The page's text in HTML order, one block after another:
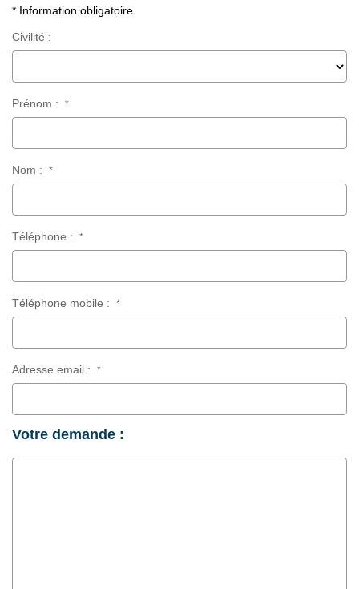
* Information obligatoire
Civilité :
Prénom : *
Nom : *
Téléphone : *
Téléphone mobile : *
Adresse email : *
Votre demande :